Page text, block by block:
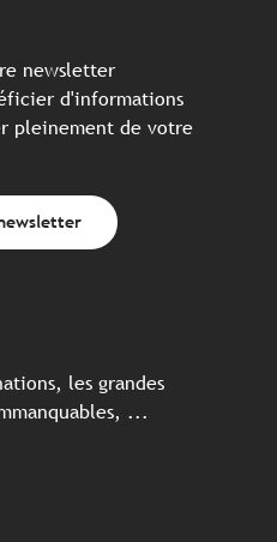
newsletter
d'informations
pleinement de votre
les grandes
...